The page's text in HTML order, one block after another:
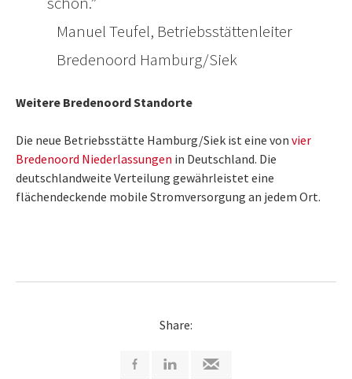
Manuel Teufel, Betriebsstättenleiter
Bredenoord Hamburg/Siek
Weitere Bredenoord Standorte
Die neue Betriebsstätte Hamburg/Siek ist eine von vier
Bredenoord Niederlassungen in Deutschland. Die
deutschlandweite Verteilung gewährleistet eine
flächendeckende mobile Stromversorgung an jedem Ort.
Share: